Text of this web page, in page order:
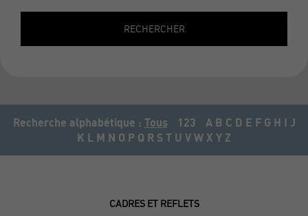
RECHERCHER
Recherche alphabétique : Tous 123 A B C D E F G H I J
K L M N O P Q R S T U V W X Y Z
CADRES ET REFLETS